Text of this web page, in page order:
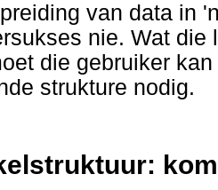
van data in
nie. Wat
die gebruiker
strukture nodig.